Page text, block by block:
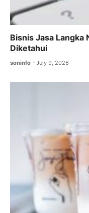
Bisnis Jasa Langka
Diketahui
soninfo July 9, 2026